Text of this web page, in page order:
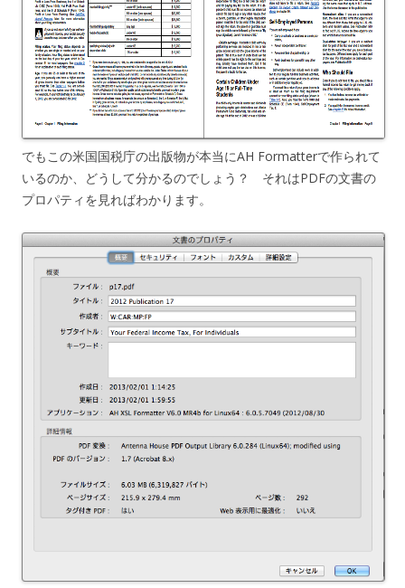
でもこの米国国税庁の出版物が本当にAH Formatterで作られて
いるのか、どうして分かるのでしょう？ それはPDFの文書の
プロパティを見ればわかります。